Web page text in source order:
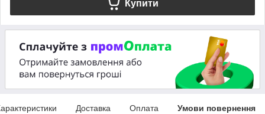
Купити
Доставка Оплата Умови повернення